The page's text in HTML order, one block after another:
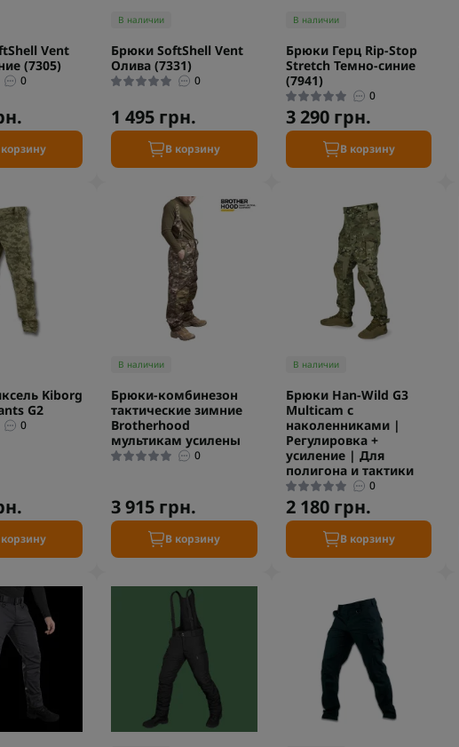
Vent
(7305)
0
В наличии
Брюки SoftShell Vent
Олива (7331)
0
1 495 грн.
В корзину
В наличии
Брюки Герц Rip-Stop
Stretch Темно-синие
(7941)
0
3 290 грн.
В корзину
Kiborg
G2
0
В наличии
Брюки-комбинезон
тактические зимние
Brotherhood
мультикам усилены
0
3 915 грн.
В корзину
В наличии
Брюки Han-Wild G3
Multicam с
наколенниками |
Регулировка +
усиление | Для
полигона и тактики
0
2 180 грн.
В корзину